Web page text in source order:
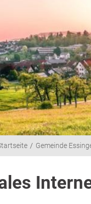
Gemeinde